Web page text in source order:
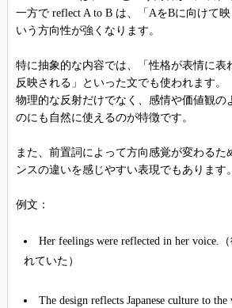
一方で reflect A to B は、「AをBに向けて
いう方向性が強くなります。
特に抽象的な内容では、「性格が表情に表
反映される」といった文でも使われます。
物理的な反射だけでなく、感情や価値観の
のにも自然に使えるのが特徴です。
また、前置詞によって方向感覚が変わるた
ンスの違いを感じやすい表現でもあります。
例文：
Her feelings were reflected in her voice.
れていた）
The design reflects Japanese culture to